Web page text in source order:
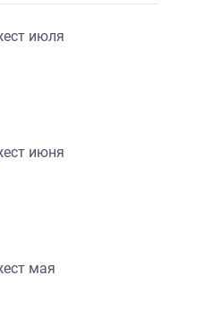
июля
июня
мая